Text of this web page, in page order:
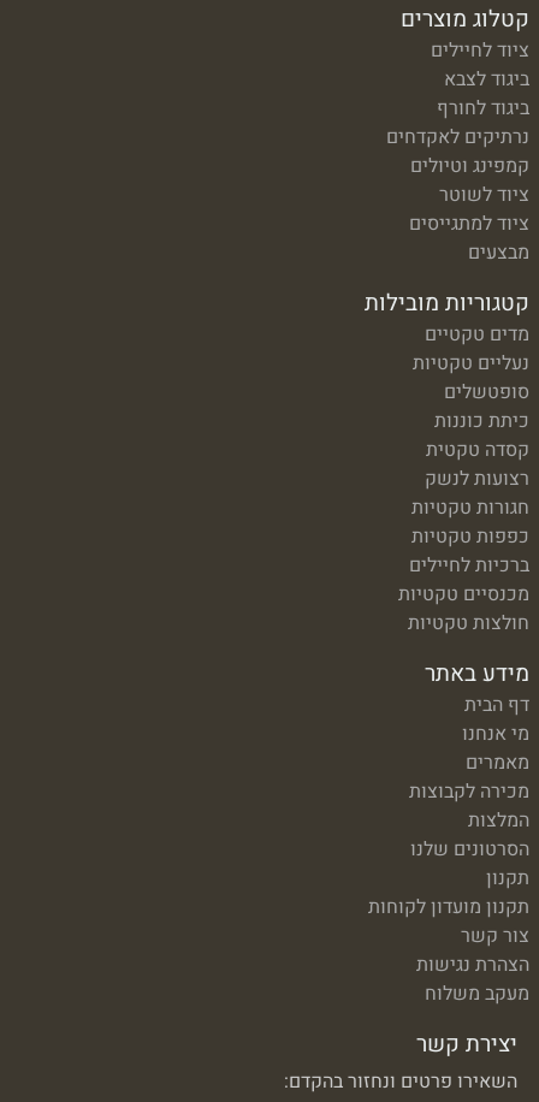
קטלוג מוצרים
ציוד לחיילים
ביגוד לצבא
ביגוד לחורף
נרתיקים לאקדחים
קמפינג וטיולים
ציוד לשוטר
ציוד למתגייסים
מבצעים
קטגוריות מובילות
מדים טקטיים
נעליים טקטיות
סופטשלים
כיתת כוננות
קסדה טקטית
רצועות לנשק
חגורות טקטיות
כפפות טקטיות
ברכיות לחיילים
מכנסיים טקטיות
חולצות טקטיות
מידע באתר
דף הבית
מי אנחנו
מאמרים
מכירה לקבוצות
המלצות
הסרטונים שלנו
תקנון
תקנון מועדון לקוחות
צור קשר
הצהרת נגישות
מעקב משלוח
יצירת קשר
השאירו פרטים ונחזור בהקדם: